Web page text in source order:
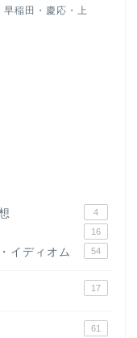
早稲田・慶応・上
4
16
イディオム 54
17
61